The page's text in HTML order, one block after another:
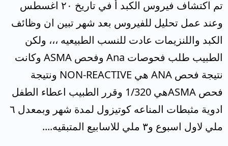
تم اكتشاف فيروس الكبد أ في تاريخ ٢٠ اغسطس
وعند عمل تحليل للفيروس بعد شهر تبين ان وظائف
الكبد واللنزيمات عادت للنسب الطبيعيه ،،، ولكن
الطبيب طلب فحوصات Ana وفحص ASMA وكانت
نتيجة فحص ANA هي NON-REACTIVE ونتيجة
فحص ASMAهي 1/320 وقرر الطبيب اعطاء الطفل
ادوية مثبطات المناعه كوتيزول لمدة شهر وبمعدل ٦
ملي لاول اسبوع و٣ ملي للاسابيع المتبقيه....